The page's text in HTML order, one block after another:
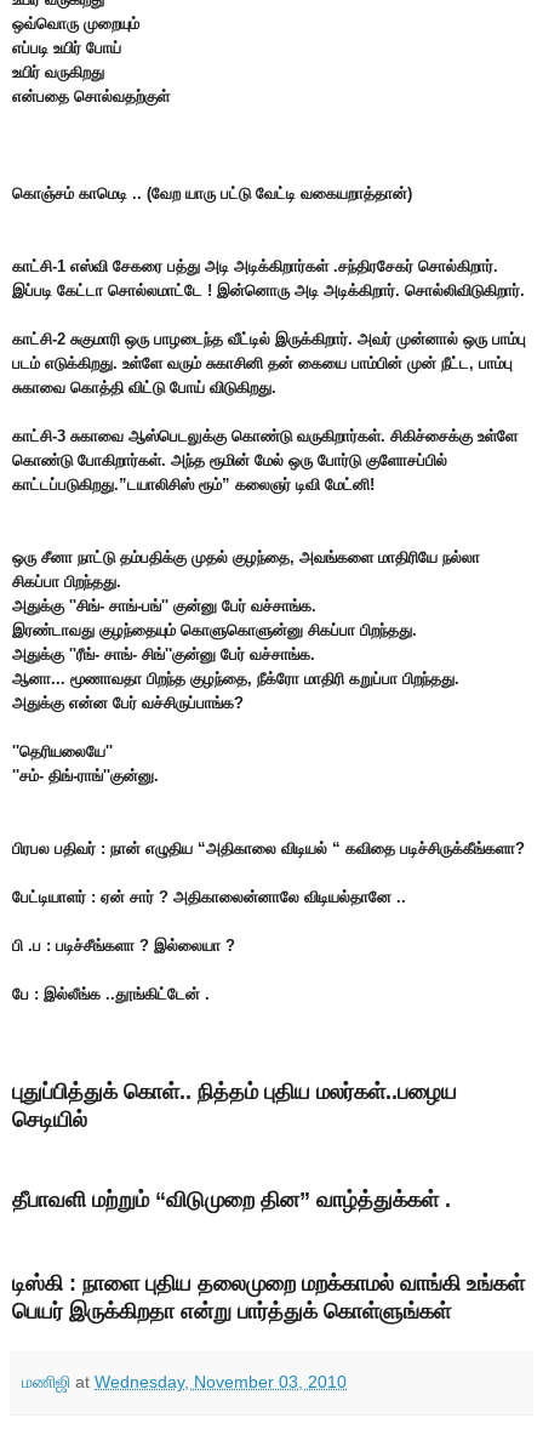
ஒவ்வொரு முறையும்
எப்படி உயிர் போய்
உயிர் வருகிறது
என்பதை சொல்வதற்குள்
கொஞ்சம் காமெடி .. (வேற யாரு பட்டு வேட்டி வகையறாத்தான்)
காட்சி-1 எஸ்வி சேகரை பத்து அடி அடிக்கிறார்கள் .சந்திரசேகர் சொல்கிறார்.
இப்படி கேட்டா சொல்லமாட்டே ! இன்னொரு அடி அடிக்கிறார். சொல்லிவிடுகிறார்.
காட்சி-2 சுகுமாரி ஒரு பாழடைந்த வீட்டில் இருக்கிறார். அவர் முன்னால் ஒரு பாம்பு
படம் எடுக்கிறது. உள்ளே வரும் சுகாசினி தன் கையை பாம்பின் முன் நீட்ட, பாம்பு
சுகாவை கொத்தி விட்டு போய் விடுகிறது.
காட்சி-3 சுகாவை ஆஸ்பெடலுக்கு கொண்டு வருகிறார்கள். சிகிச்சைக்கு உள்ளே
கொண்டு போகிறார்கள். அந்த ரூமின் மேல் ஒரு போர்டு குளோசப்பில்
காட்டப்படுகிறது.”டயாலிசிஸ் ரூம்” கலைஞர் டிவி மேட்னி!
ஒரு சீனா நாட்டு தம்பதிக்கு முதல் குழந்தை, அவங்களை மாதிரியே நல்லா
சிகப்பா பிறந்தது.
அதுக்கு ''சிங்- சாங்-பங்'' குன்னு பேர் வச்சாங்க.
இரண்டாவது குழந்தையும் கொளுகொளுன்னு சிகப்பா பிறந்தது.
அதுக்கு ''ரீங்- சாங்- சிங்''குன்னு பேர் வச்சாங்க.
ஆனா... மூணாவதா பிறந்த குழந்தை, நீக்ரோ மாதிரி கறுப்பா பிறந்தது.
அதுக்கு என்ன பேர் வச்சிருப்பாங்க?
''தெரியலையே''
''சம்- திங்-ராங்''குன்னு.
பிரபல பதிவர் : நான் எழுதிய “அதிகாலை விடியல் “ கவிதை படிச்சிருக்கீங்களா?
பேட்டியாளர் : ஏன் சார் ? அதிகாலைன்னாலே விடியல்தானே ..
பி .ப : படிச்சீங்களா ? இல்லையா ?
பே : இல்லீங்க ..தூங்கிட்டேன் .
புதுப்பித்துக் கொள்.. நித்தம் புதிய மலர்கள்..பழைய
செடியில்
தீபாவளி மற்றும் “விடுமுறை தின” வாழ்த்துக்கள் .
டிஸ்கி : நாளை புதிய தலைமுறை மறக்காமல் வாங்கி உங்கள்
பெயர் இருக்கிறதா என்று பார்த்துக் கொள்ளுங்கள்
மணிஜி at Wednesday, November 03, 2010